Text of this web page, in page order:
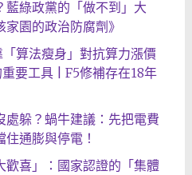
藍綠政黨的「做不到」大
園的政治防腐劑》
算法瘦身」對抗算力漲價
要工具 | F5修補存在18年
處躲？蝸牛建議：先把電費
通膨與停電！
歡喜」：國家認證的「集體